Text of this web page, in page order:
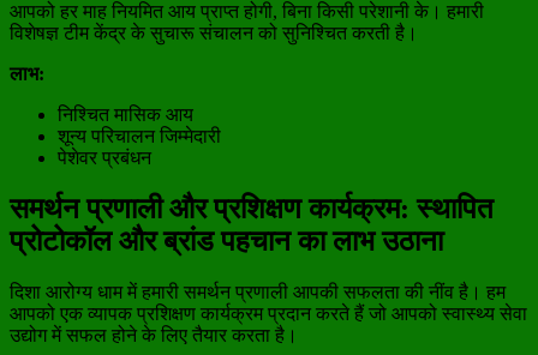
आपको हर माह नियमित आय प्राप्त होगी, बिना किसी परेशानी के। हमारी
विशेषज्ञ टीम केंद्र के सुचारू संचालन को सुनिश्चित करती है।
लाभ:
निश्चित मासिक आय
शून्य परिचालन जिम्मेदारी
पेशेवर प्रबंधन
समर्थन प्रणाली और प्रशिक्षण कार्यक्रम: स्थापित
प्रोटोकॉल और ब्रांड पहचान का लाभ उठाना
दिशा आरोग्य धाम में हमारी समर्थन प्रणाली आपकी सफलता की नींव है। हम
आपको एक व्यापक प्रशिक्षण कार्यक्रम प्रदान करते हैं जो आपको स्वास्थ्य सेवा
उद्योग में सफल होने के लिए तैयार करता है।